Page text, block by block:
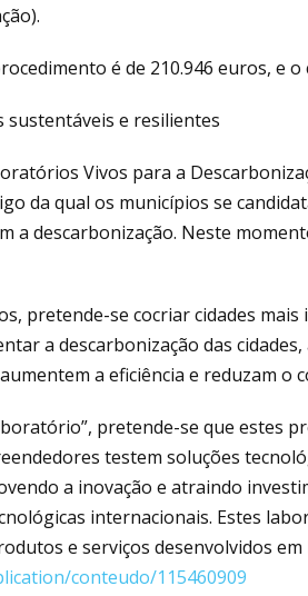
é de 210.946 euros, e
sustentáveis e resilientes
Vivos para a
da qual os municípios se
a descarbonização. Neste
pretende-se cocriar cidades
a descarbonização das
a eficiência e reduzam o
pretende-se que estes
testem soluções
a inovação e atraindo
internacionais. Estes
e serviços desenvolvidos
conteudo/115460909